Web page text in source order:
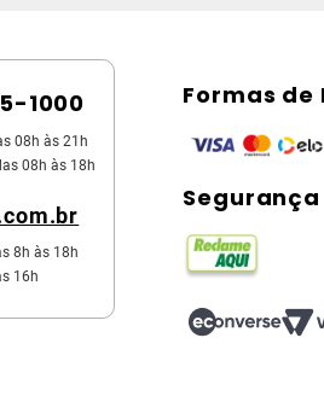
1000
08h às 21h
08h às 18h
8h às 18h
16h
Formas
Segurança